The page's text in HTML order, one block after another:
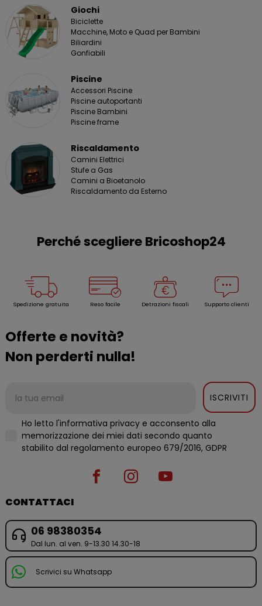
Giochi
Biciclette
Macchine, Moto e Quad per Bambini
Biliardini
Gonfiabili
Piscine
Accessori Piscine
Piscine autoportanti
Piscine Bambini
Piscine frame
Riscaldamento
Camini Elettrici
Stufe a Gas
Camini a Bioetanolo
Riscaldamento da Esterno
Perché scegliere Bricoshop24
Spedizione gratuita Reso facile Detrazioni fiscali Supporto clienti
Offerte e novità?
Non perderti nulla!
ISCRIVITI
Ho letto l'informativa privacy e acconsento alla
memorizzazione dei miei dati secondo quanto
stabilito dal regolamento europeo 679/2016, GDPR
CONTATTACI
06 98380354
Dal lun. al ven. 9-13.30 14.30-18
Scrivici su Whatsapp